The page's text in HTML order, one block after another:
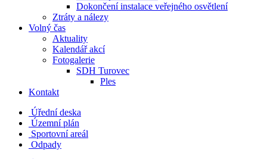
Dokončení instalace veřejného osvětlení
Ztráty a nálezy
Volný čas
Aktuality
Kalendář akcí
Fotogalerie
SDH Turovec
Ples
Kontakt
Úřední deska
Územní plán
Sportovní areál
Odpady